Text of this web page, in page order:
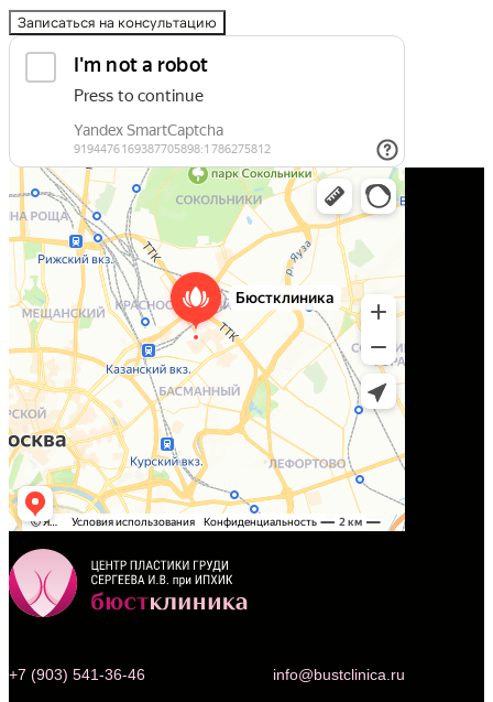
Записаться на консультацию
+7 (903) 541-36-46 info@bustclinica.ru